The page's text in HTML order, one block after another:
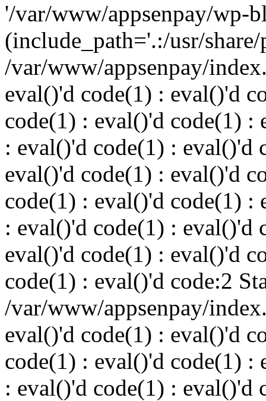
'/var/www/appsenpay/wp-
(include_path='.:/usr/
/var/www/appsenpay/
eval()'d code(1) : eval()'d
code(1) : eval()'d code(1) :
: eval()'d code(1) : eval()'d
eval()'d code(1) : eval()'d
code(1) : eval()'d code(1) :
: eval()'d code(1) : eval()'d
eval()'d code(1) : eval()'d
code(1) : eval()'d code:2
/var/www/appsenpay/
eval()'d code(1) : eval()'d
code(1) : eval()'d code(1) :
: eval()'d code(1) : eval()'d